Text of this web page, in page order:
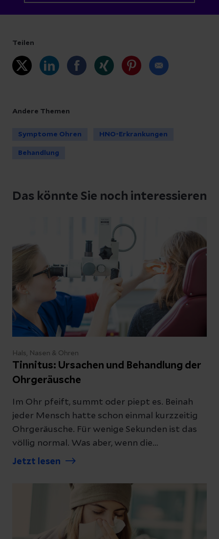
Teilen
Andere Themen
Symptome Ohren HNO-Erkrankungen
Behandlung
Das könnte Sie noch interessieren
Hals, Nasen & Ohren
Tinnitus: Ursachen und Behandlung der
Ohrgeräusche
Im Ohr pfeift, summt oder piept es. Beinah
jeder Mensch hatte schon einmal kurzzeitig
Ohrgeräusche. Für wenige Sekunden ist das
völlig normal. Was aber, wenn die
Ohrgeräusche anhaltend oder immer wieder
Facharzt für Hals-Nasen-Ohren-Heilkunde
(HNO) spricht über Tinnitus.
Jetzt lesen